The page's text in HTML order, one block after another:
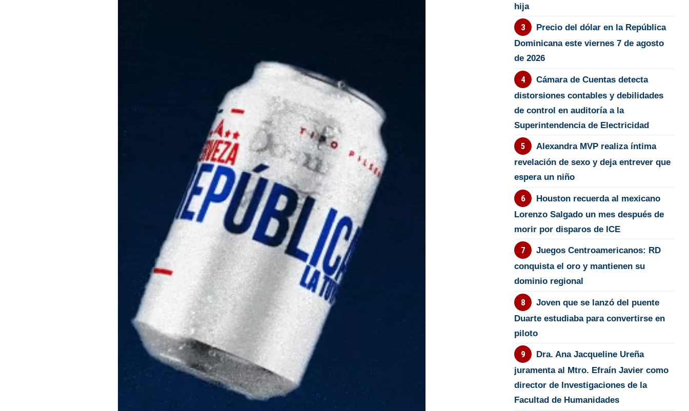
hija
Precio del dólar en la República
Dominicana este viernes 7 de agosto
de 2026
Cámara de Cuentas detecta
distorsiones contables y debilidades
de control en auditoría a la
Superintendencia de Electricidad
Alexandra MVP realiza íntima
revelación de sexo y deja entrever que
espera un niño
Houston recuerda al mexicano
Lorenzo Salgado un mes después de
morir por disparos de ICE
Juegos Centroamericanos: RD
conquista el oro y mantienen su
dominio regional
Joven que se lanzó del puente
Duarte estudiaba para convertirse en
piloto
Dra. Ana Jacqueline Ureña
juramenta al Mtro. Efraín Javier como
director de Investigaciones de la
Facultad de Humanidades